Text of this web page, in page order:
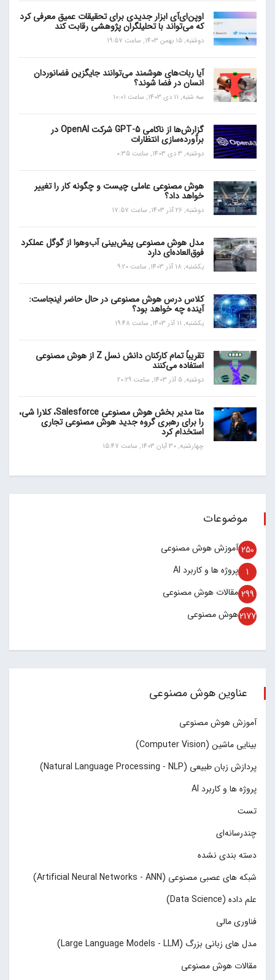
اوپن‌ای‌آی ابزار جدیدی برای تحقیقات عمیق معرفی کرد
که می‌تواند با تحلیلگران پژوهشی رقابت کند
دوشنبه, 15 بهمن 1403, ساعت 19:57
آیا ربات‌های هوشمند می‌توانند جایگزین فضانوردان
انسان در فضا شوند؟
سه شنبه, 11 دی 1403, ساعت 10:01
گزارش‌ها از ناکامی GPT-5 شرکت OpenAI در
برآورده‌سازی انتظارات
دوشنبه, 3 دی 1403, ساعت 0:35
هوش مصنوعی عاملی چیست و چگونه کار را تغییر
خواهد داد؟
دوشنبه, 26 آذر 1403, ساعت 17:57
مدل هوش مصنوعی پیش‌بینی آب‌و‌هوا از گوگل عملکرد
فوق‌العاده‌ای دارد
یکشنبه, 18 آذر 1403, ساعت 9:20
کلاس درس هوش مصنوعی در حال حاضر اینجاست:
آینده چه خواهد بود؟
یکشنبه, 11 آذر 1403, ساعت 19:48
تقریباً تمام کارکنان دانش نسل Z از هوش مصنوعی
استفاده می‌کنند
دوشنبه, 5 آذر 1403, ساعت 20:29
متا مدیر بخش هوش مصنوعی Salesforce، کلارا شی،
را برای رهبری گروه جدید هوش مصنوعی تجاری
استخدام کرد
چهارشنبه, 30 آبان 1403, ساعت 15:47
موضوعات
آموزش هوش مصنوعی 250
پروژه ها و کاربرد AI 1
مقالات هوش مصنوعی 299
هوش مصنوعی2177
عناوین هوش مصنوعی
آموزش هوش مصنوعی
بینایی ماشین (Computer Vision)
پردازش زبان طبیعی (Natural Language Processing - NLP)
پروژه ها و کاربرد AI
تست
چند‌‌رسانه‌ای
دسته بندی نشده
شبکه های عصبی مصنوعی (Artificial Neural Networks - ANN)
علم داده (Data Science)
فناوری مالی
مدل های زبانی بزرگ (Large Language Models - LLM)
مقالات هوش مصنوعی